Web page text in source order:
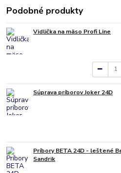
Podobné produkty
Vidlička na mäso Profi Line
Súprava príborov Joker 24D
Príbory BETA 24D - leštené
Sandrik